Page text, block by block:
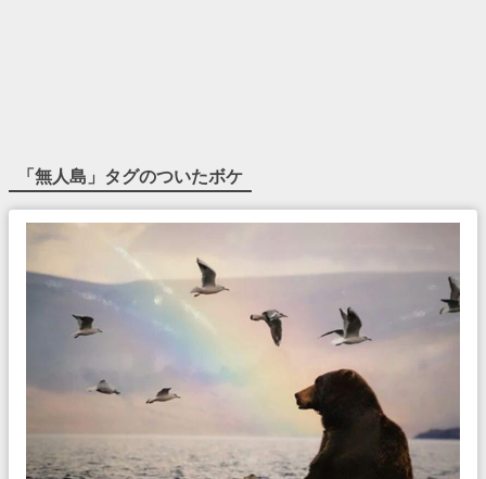
「無人島 」タグのついたボケ